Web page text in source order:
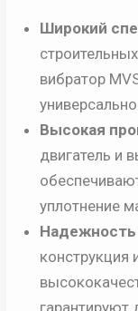
Широкий
вибратор
Высокая
двигатель и
уплотнение
Надежность
конструкция